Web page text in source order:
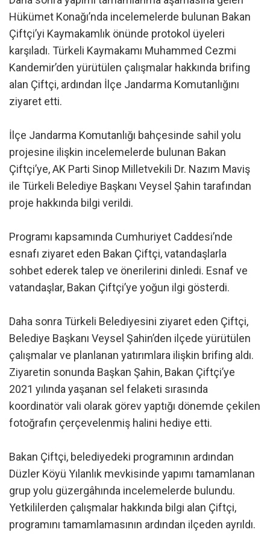
Hükümet Konağı’nda incelemelerde bulunan Bakan
Çiftçi’yi Kaymakamlık önünde protokol üyeleri
karşıladı. Türkeli Kaymakamı Muhammed Cezmi
Kandemir’den yürütülen çalışmalar hakkında brifing
alan Çiftçi, ardından İlçe Jandarma Komutanlığını
ziyaret etti.
İlçe Jandarma Komutanlığı bahçesinde sahil yolu
projesine ilişkin incelemelerde bulunan Bakan
Çiftçi’ye, AK Parti Sinop Milletvekili Dr. Nazım Maviş
ile Türkeli Belediye Başkanı Veysel Şahin tarafından
proje hakkında bilgi verildi.
Programı kapsamında Cumhuriyet Caddesi’nde
esnafı ziyaret eden Bakan Çiftçi, vatandaşlarla
sohbet ederek talep ve önerilerini dinledi. Esnaf ve
vatandaşlar, Bakan Çiftçi’ye yoğun ilgi gösterdi.
Daha sonra Türkeli Belediyesini ziyaret eden Çiftçi,
Belediye Başkanı Veysel Şahin’den ilçede yürütülen
çalışmalar ve planlanan yatırımlara ilişkin brifing aldı.
Ziyaretin sonunda Başkan Şahin, Bakan Çiftçi’ye
2021 yılında yaşanan sel felaketi sırasında
koordinatör vali olarak görev yaptığı dönemde çekilen
fotoğrafın çerçevelenmiş halini hediye etti.
Bakan Çiftçi, belediyedeki programının ardından
Düzler Köyü Yılanlık mevkisinde yapımı tamamlanan
grup yolu güzergâhında incelemelerde bulundu.
Yetkililerden çalışmalar hakkında bilgi alan Çiftçi,
programını tamamlamasının ardından ilçeden ayrıldı.